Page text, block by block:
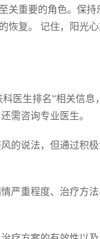
关重要的角色。保持
恢复。 记住，阳光
医生排名”相关信息
需咨询专业医生。
的说法，但通过积
严重程度、治疗方